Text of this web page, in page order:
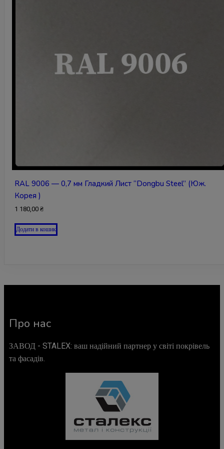
RAL 9006 — 0,7 мм Гладкий Лист “Dongbu Steel” (Юж.
Корея )
1 180,00₴
Додати в кошик
Про нас
ЗАВОД - STALEX: ваш надійний партнер у світі покрівель
та фасадів.